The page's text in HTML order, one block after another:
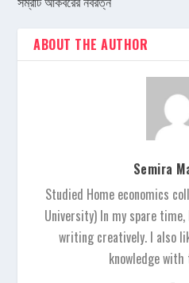
ABOUT THE AUTHOR
Semira
Studied Home economics
University) In my spare
writing creatively. I also
knowledge